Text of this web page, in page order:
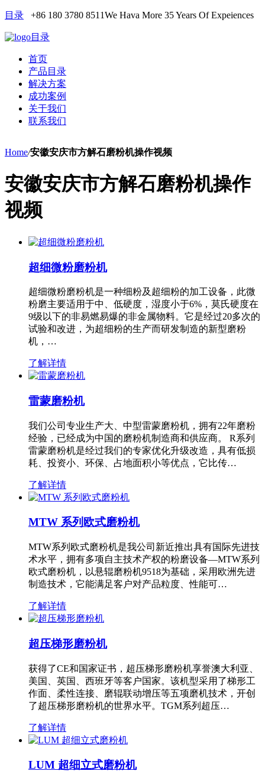
目录 +86 180 3780 8511We Hava More 35 Years Of Expeiences
目录
首页
产品目录
解决方案
成功案例
关于我们
联系我们
Home/安徽安庆市方解石磨粉机操作视频
安徽安庆市方解石磨粉机操作
视频
超细微粉磨粉机
超细微粉磨粉机是一种细粉及超细粉的加工设备，此微
粉磨主要适用于中、低硬度，湿度小于6%，莫氏硬度在
9级以下的非易燃易爆的非金属物料。它是经过20多次的
试验和改进，为超细粉的生产而研发制造的新型磨粉
机，…
了解详情
雷蒙磨粉机
我们公司专业生产大、中型雷蒙磨粉机，拥有22年磨粉
经验，已经成为中国的磨粉机制造商和供应商。 R系列
雷蒙磨粉机是经过我们的专家优化升级改造，具有低损
耗、投资小、环保、占地面积小等优点，它比传…
了解详情
MTW 系列欧式磨粉机
MTW系列欧式磨粉机是我公司新近推出具有国际先进技
术水平，拥有多项自主技术产权的粉磨设备—MTW系列
欧式磨粉机，以悬辊磨粉机9518为基础，采用欧洲先进
制造技术，它能满足客户对产品粒度、性能可…
了解详情
超压梯形磨粉机
获得了CE和国家证书，超压梯形磨粉机享誉澳大利亚、
美国、英国、西班牙等客户国家。该机型采用了梯形工
作面、柔性连接、磨辊联动增压等五项磨机技术，开创
了超压梯形磨粉机的世界水平。TGM系列超压…
了解详情
LUM 超细立式磨粉机